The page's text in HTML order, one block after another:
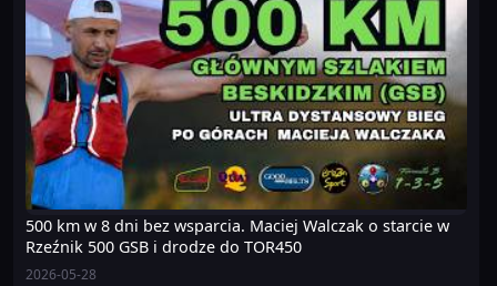
500 km w 8 dni bez wsparcia. Maciej Walczak o starcie w
Rzeźnik 500 GSB i drodze do TOR450
2026-05-28